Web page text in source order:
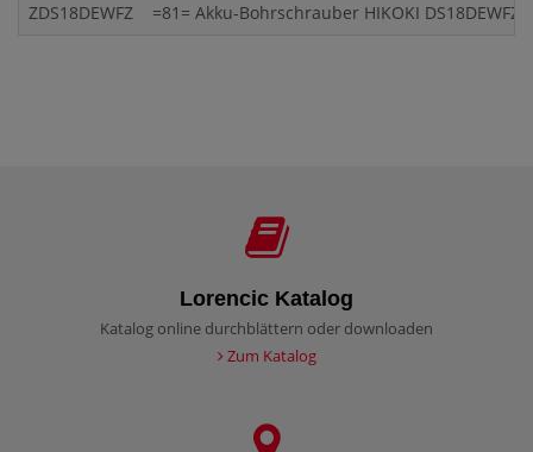
ZDS18DEWFZ
=81= Akku-Bohrschrauber HIKOKI
Lorencic Katalog
Katalog online durchblättern oder downloaden
Zum Katalog